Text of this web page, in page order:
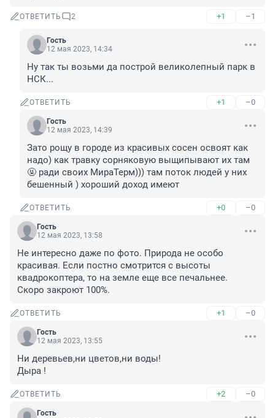
ОТВЕТИТЬ 2 +1 –1
Гость
12 мая 2023, 14:34
Ну так ты возьми да построй великолепный парк в
НСК...
ОТВЕТИТЬ +1 –0
Гость
12 мая 2023, 14:39
Зато рощу в городе из красивых сосен освоят как
надо) как травку сорняковую выщипывают их там
🤬 ради своих МираТерм))) там поток людей у них
бешенный ) хороший доход имеют
ОТВЕТИТЬ +0 –0
Гость
12 мая 2023, 13:58
Не интересно даже по фото. Природа не особо
красивая. Если постно смотрится с высоты
квадрокоптера, то на земле еще все печальнее.
Скоро закроют 100%.
ОТВЕТИТЬ +1 –0
Гость
12 мая 2023, 13:55
Ни деревьев,ни цветов,ни воды!
Дыра !
ОТВЕТИТЬ +2 –0
Гость